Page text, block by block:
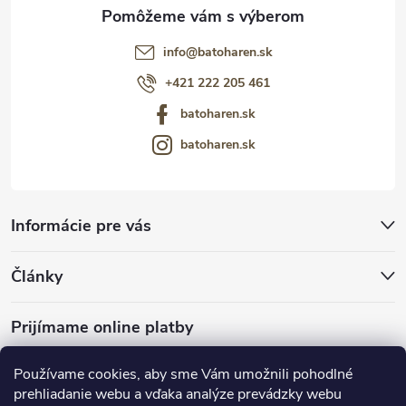
Používame cookies, aby sme Vám umožnili pohodlné
prehliadanie webu a vďaka analýze prevádzky webu
Informácie pre vás
Články
Prijímame online platby
info@batoharen.sk
+421 222 205 461
batoharen.sk
batoharen.sk